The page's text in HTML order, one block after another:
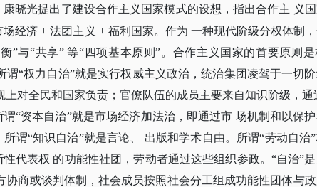
晓光提出了建设合作主义国家模式的设想，指出合作主 义
场经济 + 法团主义 + 福利国家。作为 一种现代阶级分权体制
”与“共享” 等“四项基本原则”。合作主义国家的首要原则
“权力自治”就是实行权威主义政治，统治集团凌驾于一切阶
对全民和国家负责；官僚队伍的成员主要来自知识阶级，通
“资本自治”就是市场经济加法治，即通过市 场机制和以保
谓“知识自治”就是言论、 出版和学术自由。所谓“劳动自治
代表权 的功能性社团，劳动者通过这些组织参政。“自治”
协商或谈判体制，社会成员按照社会分工组成功能性团体与政